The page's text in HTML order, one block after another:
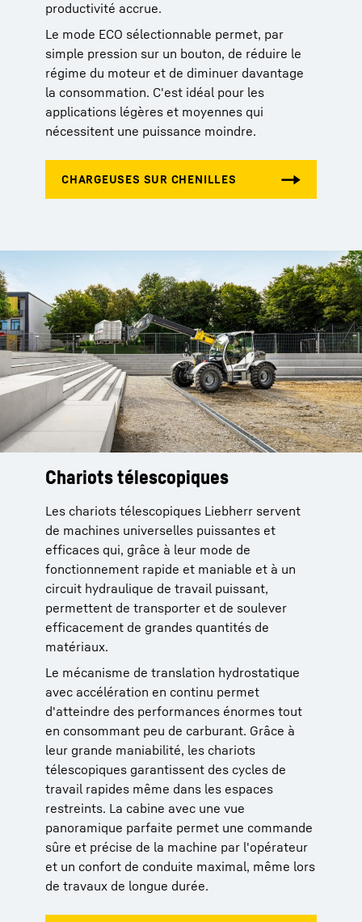
productivité accrue.
Le mode ECO sélectionnable permet, par
simple pression sur un bouton, de réduire le
régime du moteur et de diminuer davantage
la consommation. C'est idéal pour les
applications légères et moyennes qui
nécessitent une puissance moindre.
Chariots télescopiques
Les chariots télescopiques Liebherr servent
de machines universelles puissantes et
efficaces qui, grâce à leur mode de
fonctionnement rapide et maniable et à un
circuit hydraulique de travail puissant,
permettent de transporter et de soulever
efficacement de grandes quantités de
matériaux.
Le mécanisme de translation hydrostatique
avec accélération en continu permet
d'atteindre des performances énormes tout
en consommant peu de carburant. Grâce à
leur grande maniabilité, les chariots
télescopiques garantissent des cycles de
travail rapides même dans les espaces
restreints. La cabine avec une vue
panoramique parfaite permet une commande
sûre et précise de la machine par l'opérateur
et un confort de conduite maximal, même lors
de travaux de longue durée.